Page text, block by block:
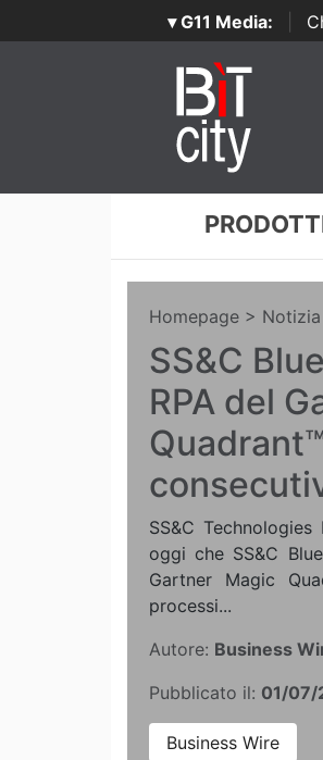
▾ G11 Media:
Homepage > Notizia
SS&C
RPA del
SS&C
oggi che SS&C
Gartner Magic
processi...
Autore: Business
Pubblicato il: 01/07/
Business Wire